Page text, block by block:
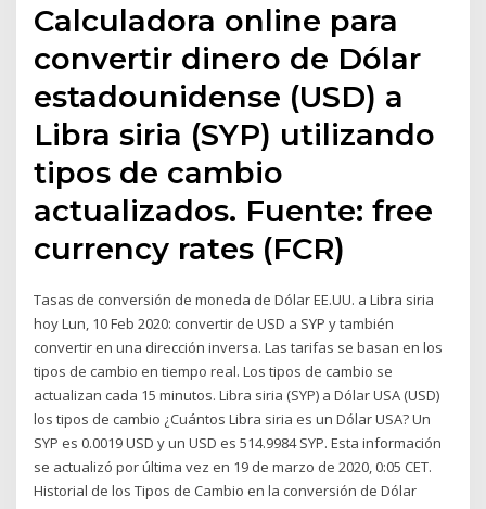
Calculadora online para
convertir dinero de Dólar
estadounidense (USD) a
Libra siria (SYP) utilizando
tipos de cambio
actualizados. Fuente: free
currency rates (FCR)
Tasas de conversión de moneda de Dólar EE.UU. a Libra siria
hoy Lun, 10 Feb 2020: convertir de USD a SYP y también
convertir en una dirección inversa. Las tarifas se basan en los
tipos de cambio en tiempo real. Los tipos de cambio se
actualizan cada 15 minutos. Libra siria (SYP) a Dólar USA (USD)
los tipos de cambio ¿Cuántos Libra siria es un Dólar USA? Un
SYP es 0.0019 USD y un USD es 514.9984 SYP. Esta información
se actualizó por última vez en 19 de marzo de 2020, 0:05 CET.
Historial de los Tipos de Cambio en la conversión de Dólar